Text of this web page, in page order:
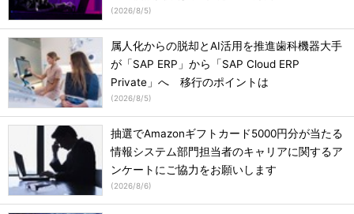
(2026/8/5)
属人化からの脱却とAI活用を推進歯科機器大手
が「SAP ERP」から「SAP Cloud ERP
Private」へ 移行のポイントは
(2026/8/5)
抽選でAmazonギフトカード5000円分が当たる
情報システム部門担当者のキャリアに関するア
ンケートにご協力をお願いします
(2026/8/6)